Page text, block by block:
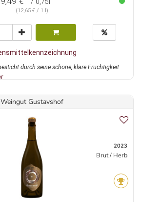
/ 0,75l
(12,65 € / 1 l)
durch seine schöne, klare Fruchtigkeit
Weingut Gustavshof
2023
Brut / Herb